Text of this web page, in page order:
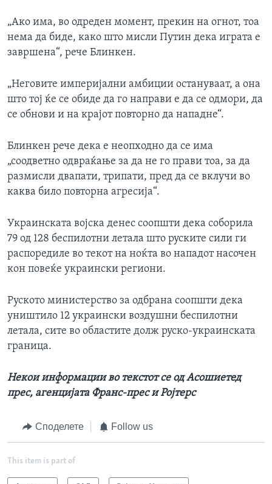
„Ако има, во одреден момент, прекин на огнот, тоа
нема да биде, како што мисли Путин дека играта е
завршена“, рече Блинкен.
„Неговите империјални амбиции остануваат, а она
што тој ќе се обиде да го направи е да се одмори, да
се обнови и на крајот повторно да нападне“.
Блинкен рече дека е неопходно да се има
„соодветно одвраќање за да не го прави тоа, за да
размисли двапати, трипати, пред да се вклучи во
каква било повторна агресија“.
Украинската војска денес соопшти дека соборила
79 од 128 беспилотни летала што руските сили ги
распоредиле во текот на ноќта во нападот насочен
кон повеќе украински региони.
Руското министерство за одбрана соопшти дека
уништило 12 украински воздушни беспилотни
летала, сите во областите долж руско-украинската
граница.
Некои информации во текстот се од Асошиетед
прес, агенцијата Франс-прес и Ројтерс
Споделете Follow us
This item is part of